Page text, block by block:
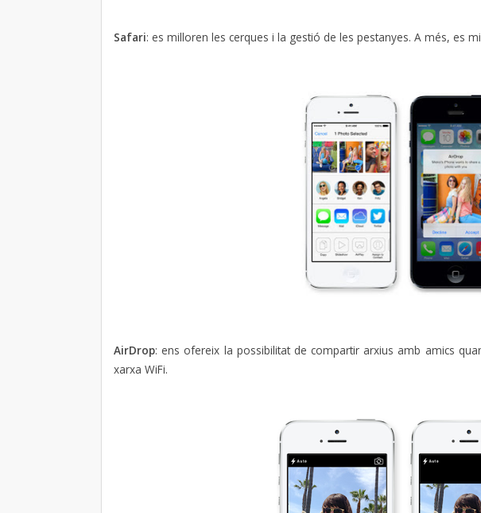
Safari: es milloren les cerques i la gestió de les pestanyes. A més, es
AirDrop: ens ofereix la possibilitat de compartir arxius amb amics
xarxa WiFi.